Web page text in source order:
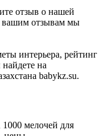
отзыв о нашей
вашим отзывам мы
интерьера, рейтинг
на
babykz.su.
мелочей для